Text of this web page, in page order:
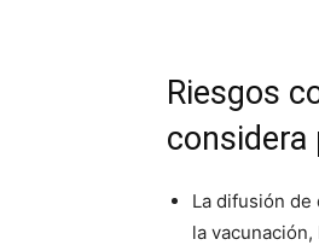
Riesgos
considera
La difusión de
la